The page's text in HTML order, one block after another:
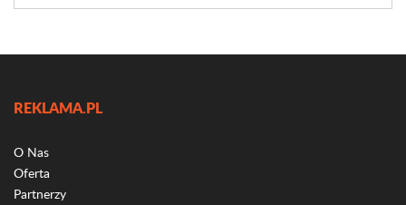
REKLAMA.PL
O Nas
Oferta
Partnerzy